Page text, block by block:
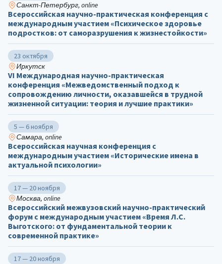
Санкт-Петербург, online
Всероссийская научно-практическая конференция с
международным участием «Психическое здоровье
подростков: от саморазрушения к жизнестойкости»
23 октября
Иркутск
VI Международная научно-практическая
конференция «Межведомственный подход к
сопровождению личности, оказавшейся в трудной
жизненной ситуации: теория и лучшие практики»
5 — 6 ноября
Самара, online
Всероссийская научная конференция с
международным участием «Исторические имена в
актуальной психологии»
17 — 20 ноября
Москва, online
Всероссийский межвузовский научно-практический
форум с международным участием «Время Л.С.
Выготского: от фундаментальной теории к
современной практике»
17 — 20 ноября